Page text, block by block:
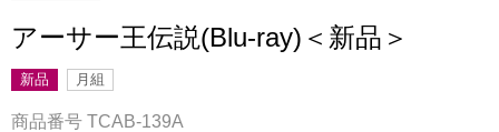
アーサー王伝説(Blu-ray)＜新品＞
新品 月組
商品番号 TCAB-139A